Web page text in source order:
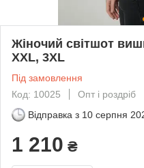
Жіночий світшот
XXL, 3XL
Під замовлення
Код: 10025
Опт і роздріб
Відправка з 10 серпня
1 210 ₴